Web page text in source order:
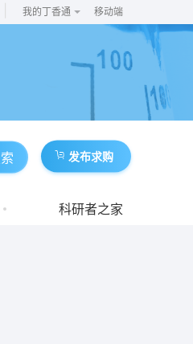
我的丁香通 移动端
发布求购
科研者之家